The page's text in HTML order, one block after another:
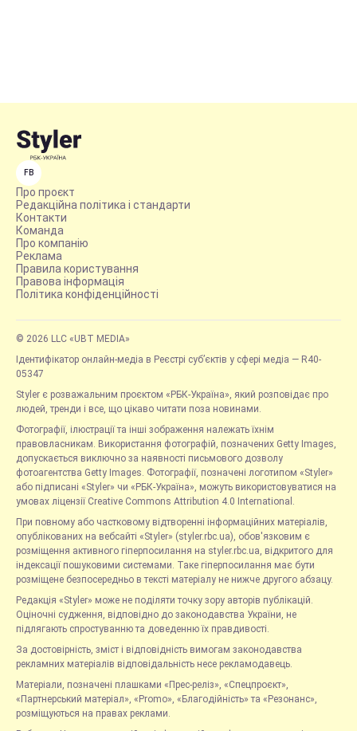
FB
Про проєкт
Редакційна політика і стандарти
Контакти
Команда
Про компанію
Реклама
Правила користування
Правова інформація
Політика конфіденційності
© 2026 LLC «UBT MEDIA»
Ідентифікатор онлайн-медіа в Реєстрі суб’єктів у сфері медіа — R40-
05347
Styler є розважальним проєктом «РБК-Україна», який розповідає про
людей, тренди і все, що цікаво читати поза новинами.
Фотографії, ілюстрації та інші зображення належать їхнім
правовласникам. Використання фотографій, позначених Getty Images,
допускається виключно за наявності письмового дозволу
фотоагентства Getty Images. Фотографії, позначені логотипом «Styler»
або підписані «Styler» чи «РБК-Україна», можуть використовуватися на
умовах ліцензії Creative Commons Attribution 4.0 International.
При повному або частковому відтворенні інформаційних матеріалів,
опублікованих на вебсайті «Styler» (styler.rbc.ua), обов'язковим є
розміщення активного гіперпосилання на styler.rbc.ua, відкритого для
індексації пошуковими системами. Таке гіперпосилання має бути
розміщене безпосередньо в тексті матеріалу не нижче другого абзацу.
Редакція «Styler» може не поділяти точку зору авторів публікацій.
Оціночні судження, відповідно до законодавства України, не
підлягають спростуванню та доведенню їх правдивості.
За достовірність, зміст і відповідність вимогам законодавства
рекламних матеріалів відповідальність несе рекламодавець.
Матеріали, позначені плашками «Прес-реліз», «Спецпроєкт»,
«Партнерський матеріал», «Promo», «Благодійність» та «Резонанс»,
розміщуються на правах реклами.